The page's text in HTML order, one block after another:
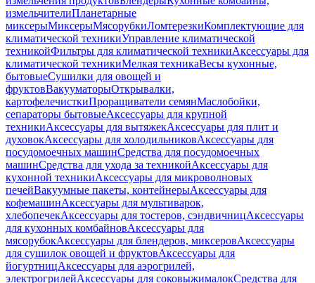
измельчителиПланетарные
миксерыМиксерыМясорубкиЛомтерезкиКомплектующие для
климатической техникиУправление климатической
техникойФильтры для климатической техникиАксессуары для
климатической техникиМелкая техникаВесы кухонные,
бытовыеСушилки для овощей и
фруктовВакууматорыОткрывалки,
картофелечисткиПроращиватели семянМаслобойки,
сепараторы бытовыеАксессуары для крупной
техникиАксессуары для вытяжекАксессуары для плит и
духовокАксессуары для холодильниковАксессуары для
посудомоечных машинСредства для посудомоечных
машинСредства для ухода за техникойАксессуары для
кухонной техникиАксессуары для микроволновых
печейВакуумные пакеты, контейнерыАксессуары для
кофемашинАксессуары для мультиварок,
хлебопечекАксессуары для тостеров, сэндвичницАксессуары
для кухонных комбайновАксессуары для
мясорубокАксессуары для блендеров, миксеровАксессуары
для сушилок овощей и фруктовАксессуары для
йогуртницАксессуары для аэрогрилей,
электрогрилейАксессуары для соковыжималокСредства для